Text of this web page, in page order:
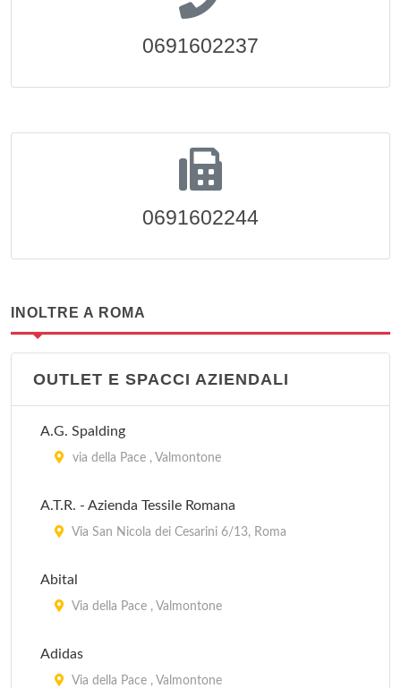
0691602237
0691602244
INOLTRE A ROMA
OUTLET E SPACCI AZIENDALI
A.G. Spalding
via della Pace , Valmontone
A.T.R. - Azienda Tessile Romana
Via San Nicola dei Cesarini 6/13, Roma
Abital
Via della Pace , Valmontone
Adidas
Via della Pace , Valmontone